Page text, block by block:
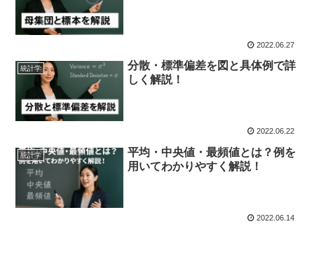
2022.06.27
統計学
分散・標準偏差を図と具体例で詳
しく解説！
2022.06.22
統計学
平均・中央値・最頻値とは？例を
用いてわかりやすく解説！
2022.06.14